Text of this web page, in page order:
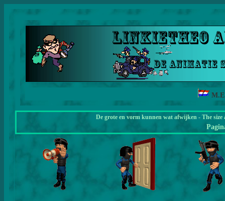
M.E
De grote en vorm kunnen wat afwijken - The